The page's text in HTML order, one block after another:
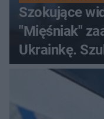
Szokujące
"Mięśniak"
Ukrainkę.